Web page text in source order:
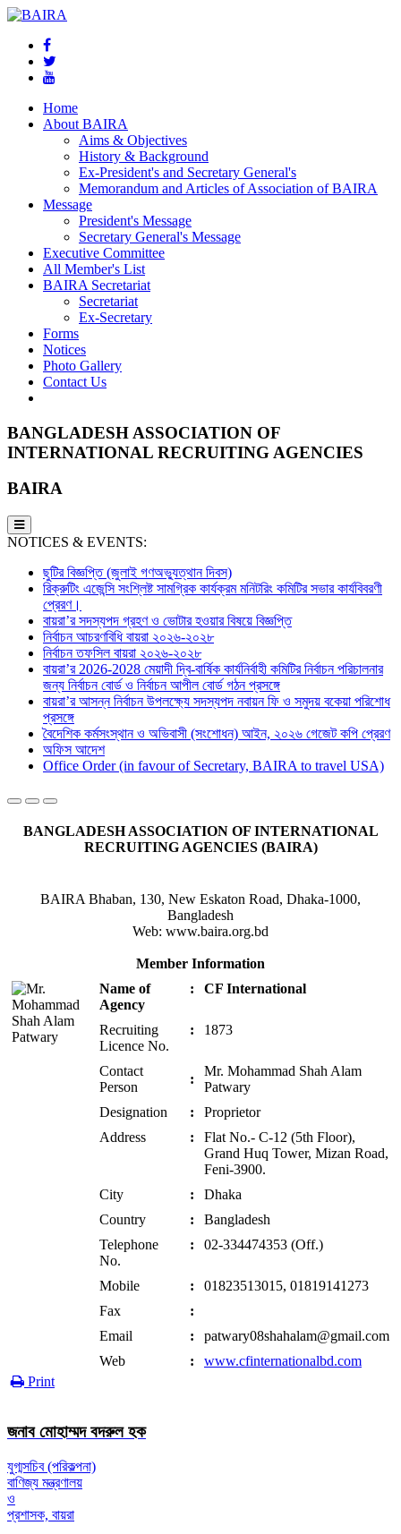
Home
About BAIRA
Aims & Objectives
History & Background
Ex-President's and Secretary General's
Memorandum and Articles of Association of BAIRA
Message
President's Message
Secretary General's Message
Executive Committee
All Member's List
BAIRA Secretariat
Secretariat
Ex-Secretary
Forms
Notices
Photo Gallery
Contact Us
BANGLADESH ASSOCIATION OF
INTERNATIONAL RECRUITING AGENCIES
BAIRA
NOTICES & EVENTS:
ছুটির বিজ্ঞপ্তি (জুলাই গণঅভ্যুত্থান দিবস)
রিক্রুটিং এজেন্সি সংশ্লিষ্ট সামগ্রিক কার্যক্রম মনিটরিং কমিটির সভার কার্যবিবরণী
প্রেরণ।
বায়রা’র সদস্যপদ গ্রহণ ও ভোটার হওয়ার বিষয়ে বিজ্ঞপ্তি
নির্বাচন আচরণবিধি বায়রা ২০২৬-২০২৮
নির্বাচন তফসিল বায়রা ২০২৬-২০২৮
বায়রা’র 2026-2028 মেয়াদী দ্বি-বার্ষিক কার্যনির্বাহী কমিটির নির্বাচন পরিচালনার
জন্য নির্বাচন বোর্ড ও নির্বাচন আপীল বোর্ড গঠন প্রসঙ্গে
বায়রা’র আসন্ন নির্বাচন উপলক্ষ্যে সদস্যপদ নবায়ন ফি ও সমুদয় বকেয়া পরিশোধ
প্রসঙ্গে
বৈদেশিক কর্মসংস্থান ও অভিবাসী (সংশোধন) আইন, ২০২৬ গেজেট কপি প্রেরণ
অফিস আদেশ
Office Order (in favour of Secretary, BAIRA to travel USA)
BANGLADESH ASSOCIATION OF INTERNATIONAL
RECRUITING AGENCIES (BAIRA)
BAIRA Bhaban, 130, New Eskaton Road, Dhaka-1000,
Bangladesh
Web: www.baira.org.bd
Member Information
Name of
Agency
: CF International
Recruiting
Licence No.
: 1873
Contact
Person
:
Mr. Mohammad Shah Alam
Patwary
Designation
:
Proprietor
Address
:
Flat No.- C-12 (5th Floor),
Grand Huq Tower, Mizan Road,
Feni-3900.
City
:
Dhaka
Country
:
Bangladesh
Telephone
No.
: 02-334474353 (Off.)
Mobile :
01823513015, 01819141273
Fax
:
Email
:
patwary08shahalam@gmail.com
Web
:
www.cfinternationalbd.com
Print
জনাব মোহাম্মদ বদরুল হক
যুগ্মসচিব (পরিকল্পনা)
বাণিজ্য মন্ত্রণালয়
ও
প্রশাসক, বায়রা